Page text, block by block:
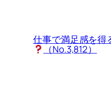
仕事で満足感を得
（No.3,812）